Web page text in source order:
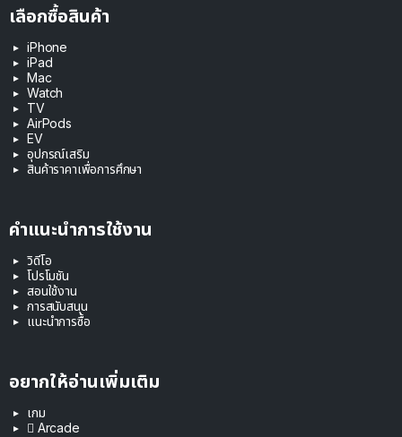
เลือกซื้อสินค้า
iPhone
iPad
Mac
Watch
TV
AirPods
EV
อุปกรณ์เสริม
สินค้าราคาเพื่อการศึกษา
คำแนะนำการใช้งาน
วิดีโอ
โปรโมชัน
สอนใช้งาน
การสนับสนุน
แนะนำการซื้อ
อยากให้อ่านเพิ่มเติม
เกม
 Arcade